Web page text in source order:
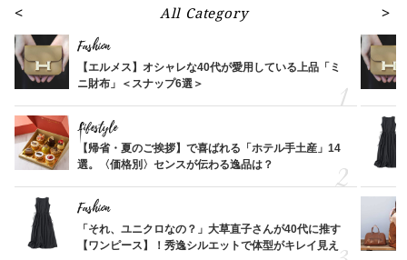
All Category
Fashion
【エルメス】オシャレな40代が愛用している上品「ミ
ニ財布」＜スナップ6選＞
Lifestyle
【帰省・夏のご挨拶】で喜ばれる「ホテル手土産」14
選。〈価格別〉センスが伝わる逸品は？
Fashion
「それ、ユニクロなの？」大草直子さんが40代に推す
【ワンピース】！秀逸シルエットで体型がキレイ見え